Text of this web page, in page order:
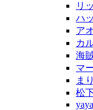
リ
ハ
ア
カ
海
マ
ま
松
yaya